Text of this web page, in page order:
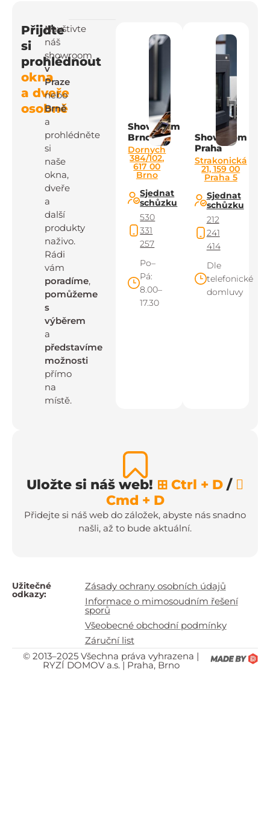
Přijďte
si
prohlédnout
okna
a dveře
osobně
Navštivte
náš
showroom
v
Praze
nebo
Brně
a
prohlédněte
si
naše
okna,
dveře
a
další
produkty
naživo.
Rádi
vám
poradíme,
pomůžeme
s
výběrem
a
představíme
možnosti
přímo
na
místě.
Showroom
Brno
Dornych
384/102,
617 00
Brno
Sjednat
schůzku
530
331
257
Po–
Pá:
8.00–
17.30
Showroom
Praha
Strakonická
21, 159 00
Praha 5
Sjednat
schůzku
212
241
414
Dle
telefonické
domluvy
Uložte si náš web! ⊞ Ctrl + D / 
Cmd + D
Přidejte si náš web do záložek, abyste nás snadno
našli, až to bude aktuální.
Užitečné
odkazy:
Zásady ochrany osobních údajů
Informace o mimosoudním řešení
sporů
Všeobecné obchodní podmínky
Záruční list
© 2013–2025 Všechna práva vyhrazena |
RYZÍ DOMOV a.s. | Praha, Brno